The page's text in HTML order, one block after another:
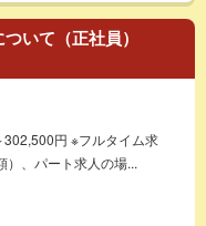
いて（正社員）
円 ※フルタイム求
）、パート求人の場...